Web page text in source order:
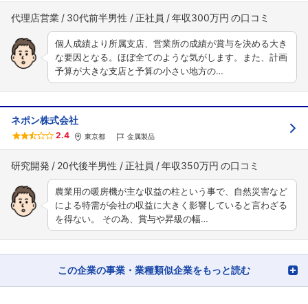
代理店営業 30代前半男性 正社員 年収300万円
個人成績より所属支店、営業所の成績が賞与を決める大き
な要因となる。ほぼ全てのような気がします。また、計画
予算が大きな支店と予算の小さい地方の…
ネポン株式会社
2.4 東京都 金属製品
研究開発 20代後半男性 正社員 年収350万円
農業用の暖房機が主な収益の柱という事で、自然災害など
による特需が会社の収益に大きく影響していると言わざる
を得ない。 その為、賞与や昇級の幅…
この企業の事業・業種類似企業をもっと読む